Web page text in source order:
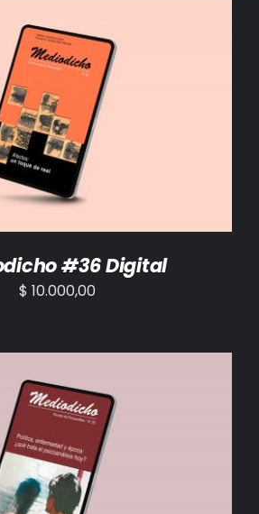
CARRITO /
#36 Digital
$ 10.000,00
AL CARRITO /